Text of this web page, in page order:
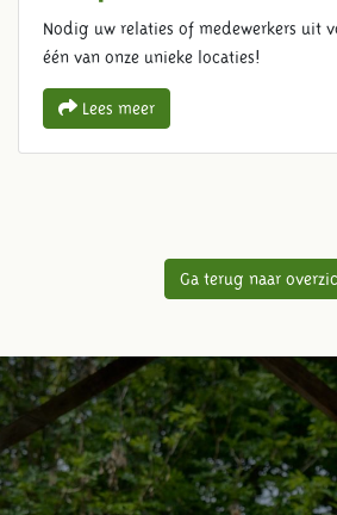
Nodig uw relaties of medewerkers uit
één van onze unieke locaties!
Lees meer
Ga terug naar